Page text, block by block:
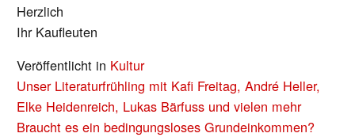
Herzlich
Ihr Kaufleuten
Veröffentlicht in Kultur
BEITRAGS-
NAVIGATION
Unser Literaturfrühling mit Kafi Freitag, André Heller,
Elke Heidenreich, Lukas Bärfuss und vielen mehr
Braucht es ein bedingungsloses Grundeinkommen?